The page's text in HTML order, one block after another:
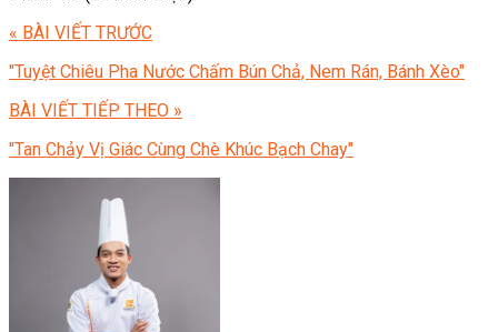
« BÀI VIẾT TRƯỚC
"Tuyệt Chiêu Pha Nước Chấm Bún Chả, Nem Rán, Bánh Xèo"
BÀI VIẾT TIẾP THEO »
"Tan Chảy Vị Giác Cùng Chè Khúc Bạch Chay"